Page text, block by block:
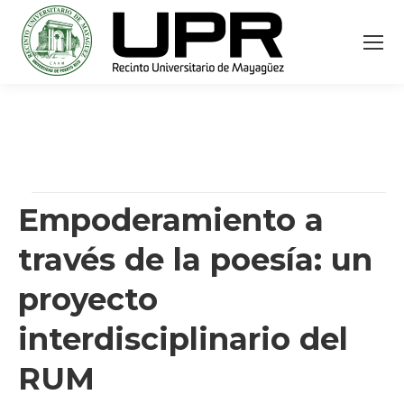
Empoderamiento a
través de la poesía: un
proyecto
interdisciplinario del
RUM